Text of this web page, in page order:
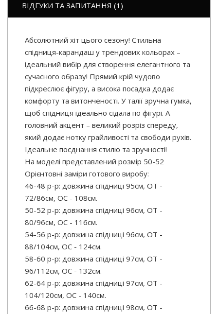
ВІДГУКИ ТА ЗАПИТАННЯ (1)
Абсолютний хіт цього сезону! Стильна
спідниця-карандаш у трендових кольорах –
ідеальний вибір для створення елегантного та
сучасного образу! Прямий крій чудово
підкреслює фігуру, а висока посадка додає
комфорту та витонченості. У талії зручна гумка,
щоб спідниця ідеально сідала по фігурі. А
головний акцент – великий розріз спереду,
який додає нотку грайливості та свободи рухів.
Ідеальне поєднання стилю та зручності!
На моделі представлений розмір 50-52
Орієнтовні заміри готового виробу:
46-48 р-р: довжина спідниці 95см, ОТ -
72/86см, OC - 108см.
50-52 р-р: довжина спідниці 96см, ОТ -
80/96см, OC - 116см.
54-56 р-р: довжина спідниці 96см, ОТ -
88/104см, OC - 124см.
58-60 р-р: довжина спідниці 97см, ОТ -
96/112см, OC - 132см.
62-64 р-р: довжина спідниці 97см, ОТ -
104/120см, OC - 140см.
66-68 р-р: довжина спідниці 98см, ОТ -